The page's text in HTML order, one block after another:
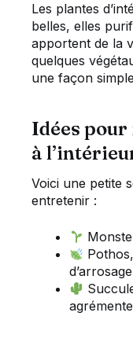
Les plantes
belles, elles
apportent de la
quelques
une façon
Idées
à
Voici une petite
entretenir :